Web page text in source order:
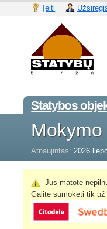
Įeiti
Statybos
Atnaujintas: 2026
Jūs matote
Galite sumokėti tik už